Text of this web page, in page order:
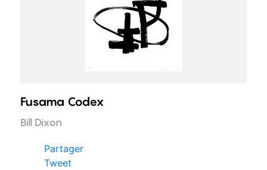
Fusama Codex
Bill Dixon
Partager
Tweet